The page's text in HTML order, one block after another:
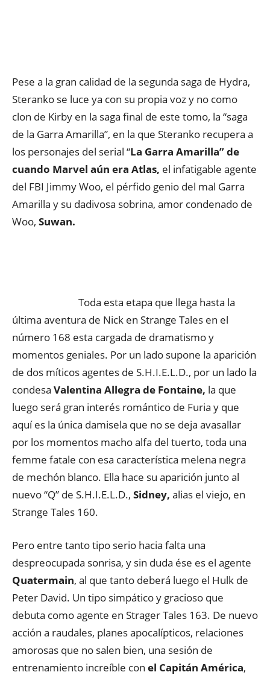
Pese a la gran calidad de la segunda saga de Hydra,
Steranko se luce ya con su propia voz y no como
clon de Kirby en la saga final de este tomo, la “saga
de la Garra Amarilla”, en la que Steranko recupera a
los personajes del serial “La Garra Amarilla” de
cuando Marvel aún era Atlas, el infatigable agente
del FBI Jimmy Woo, el pérfido genio del mal Garra
Amarilla y su dadivosa sobrina, amor condenado de
Woo, Suwan.
Toda esta etapa que llega hasta la
última aventura de Nick en Strange Tales en el
número 168 esta cargada de dramatismo y
momentos geniales. Por un lado supone la aparición
de dos míticos agentes de S.H.I.E.L.D., por un lado la
condesa Valentina Allegra de Fontaine, la que
luego será gran interés romántico de Furia y que
aquí es la única damisela que no se deja avasallar
por los momentos macho alfa del tuerto, toda una
femme fatale con esa característica melena negra
de mechón blanco. Ella hace su aparición junto al
nuevo “Q” de S.H.I.E.L.D., Sidney, alias el viejo, en
Strange Tales 160.
Pero entre tanto tipo serio hacia falta una
despreocupada sonrisa, y sin duda ése es el agente
Quatermain, al que tanto deberá luego el Hulk de
Peter David. Un tipo simpático y gracioso que
debuta como agente en Strager Tales 163. De nuevo
acción a raudales, planes apocalípticos, relaciones
amorosas que no salen bien, una sesión de
entrenamiento increíble con el Capitán América,